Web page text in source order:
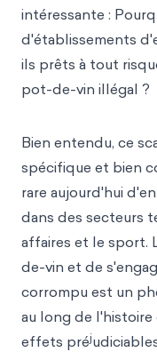
intéressante :
d'établissements
ils prêts à tout
pot-de-vin illégal ?
Bien entendu, ce
spécifique et bien
rare aujourd'hui
dans des secteurs
affaires et le sport.
de-vin et de
corrompu est un
au long de l'histoire
effets préj